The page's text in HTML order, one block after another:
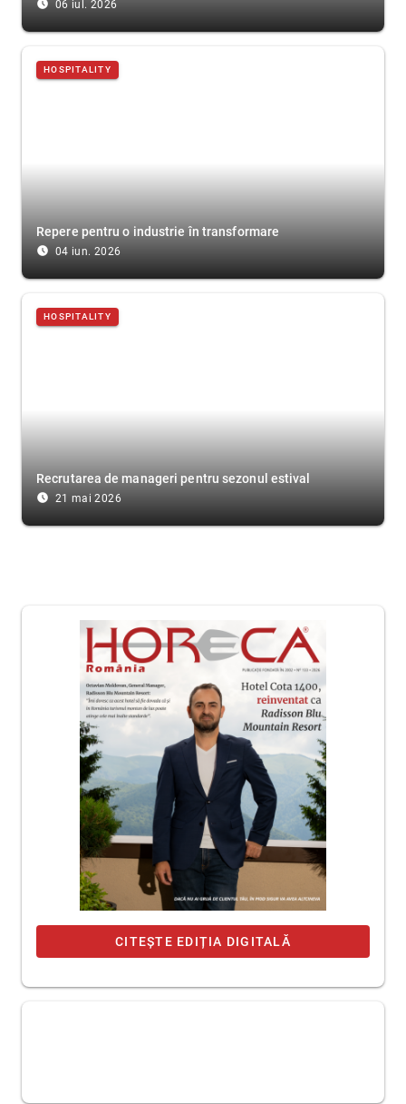
access_time_filled 06 iul. 2026
HOSPITALITY
Repere pentru o industrie în transformare
access_time_filled 04 iun. 2026
HOSPITALITY
Recrutarea de manageri pentru sezonul estival
access_time_filled 21 mai 2026
CITEȘTE EDIȚIA DIGITALĂ